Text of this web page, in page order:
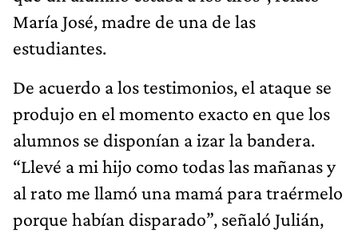
María José, madre de una de las
estudiantes.
De acuerdo a los testimonios, el ataque se
produjo en el momento exacto en que los
alumnos se disponían a izar la bandera.
“Llevé a mi hijo como todas las mañanas y
al rato me llamó una mamá para traérmelo
porque habían disparado”, señaló Julián,